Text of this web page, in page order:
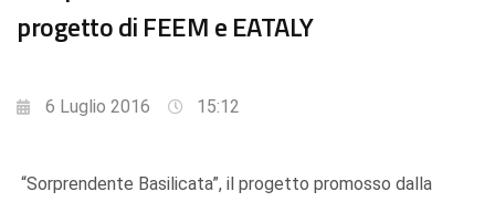
progetto di FEEM e EATALY
6 Luglio 2016 15:12
“Sorprendente Basilicata”, il progetto promosso dalla